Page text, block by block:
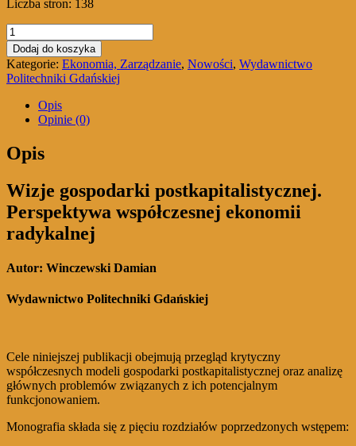
Liczba stron: 138
ilość
Wizje
gospodarki
postkapitalistycznej
Perspektywa
współczesnej
ekonomii
radykalnej
Dodaj do koszyka
Kategorie: Ekonomia, Zarządzanie, Nowości, Wydawnictwo
Politechniki Gdańskiej
Opis
Opinie (0)
Opis
Wizje gospodarki postkapitalistycznej.
Perspektywa współczesnej ekonomii
radykalnej
Autor: Winczewski Damian
Wydawnictwo Politechniki Gdańskiej
Cele niniejszej publikacji obejmują przegląd krytyczny
współczesnych modeli gospodarki postkapitalistycznej oraz analizę
głównych problemów związanych z ich potencjalnym
funkcjonowaniem.
Monografia składa się z pięciu rozdziałów poprzedzonych wstępem: